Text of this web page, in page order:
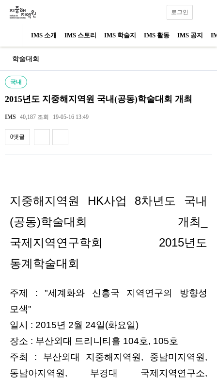
IMS 소개 IMS 스토리 IMS 학술지 IMS 활동 IMS 공지
로그인
학술대회
국내
2015년도 지중해지역원 국내(공동)학술대회 개최
IMS 40,187 조회 19-05-16 13:49
0댓글
지중해지역원 HK사업 8차년도 국내
(공동)학술대회 개최_
국제지역연구학회 2015년도
동계학술대회
주제 : "세계화와 신흥국 지역연구의 방향성
모색"
일시 : 2015년 2월 24일(화요일)
장소 : 부산외대 트리니티홀 104호, 105호
주최 : 부산외대 지중해지역원, 중남미지역원,
동남아지역원, 부경대 국제지역연구소,